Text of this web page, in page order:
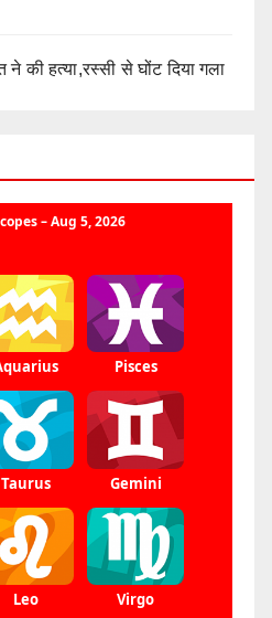
की हत्या,रस्सी से घोंट दिया गला